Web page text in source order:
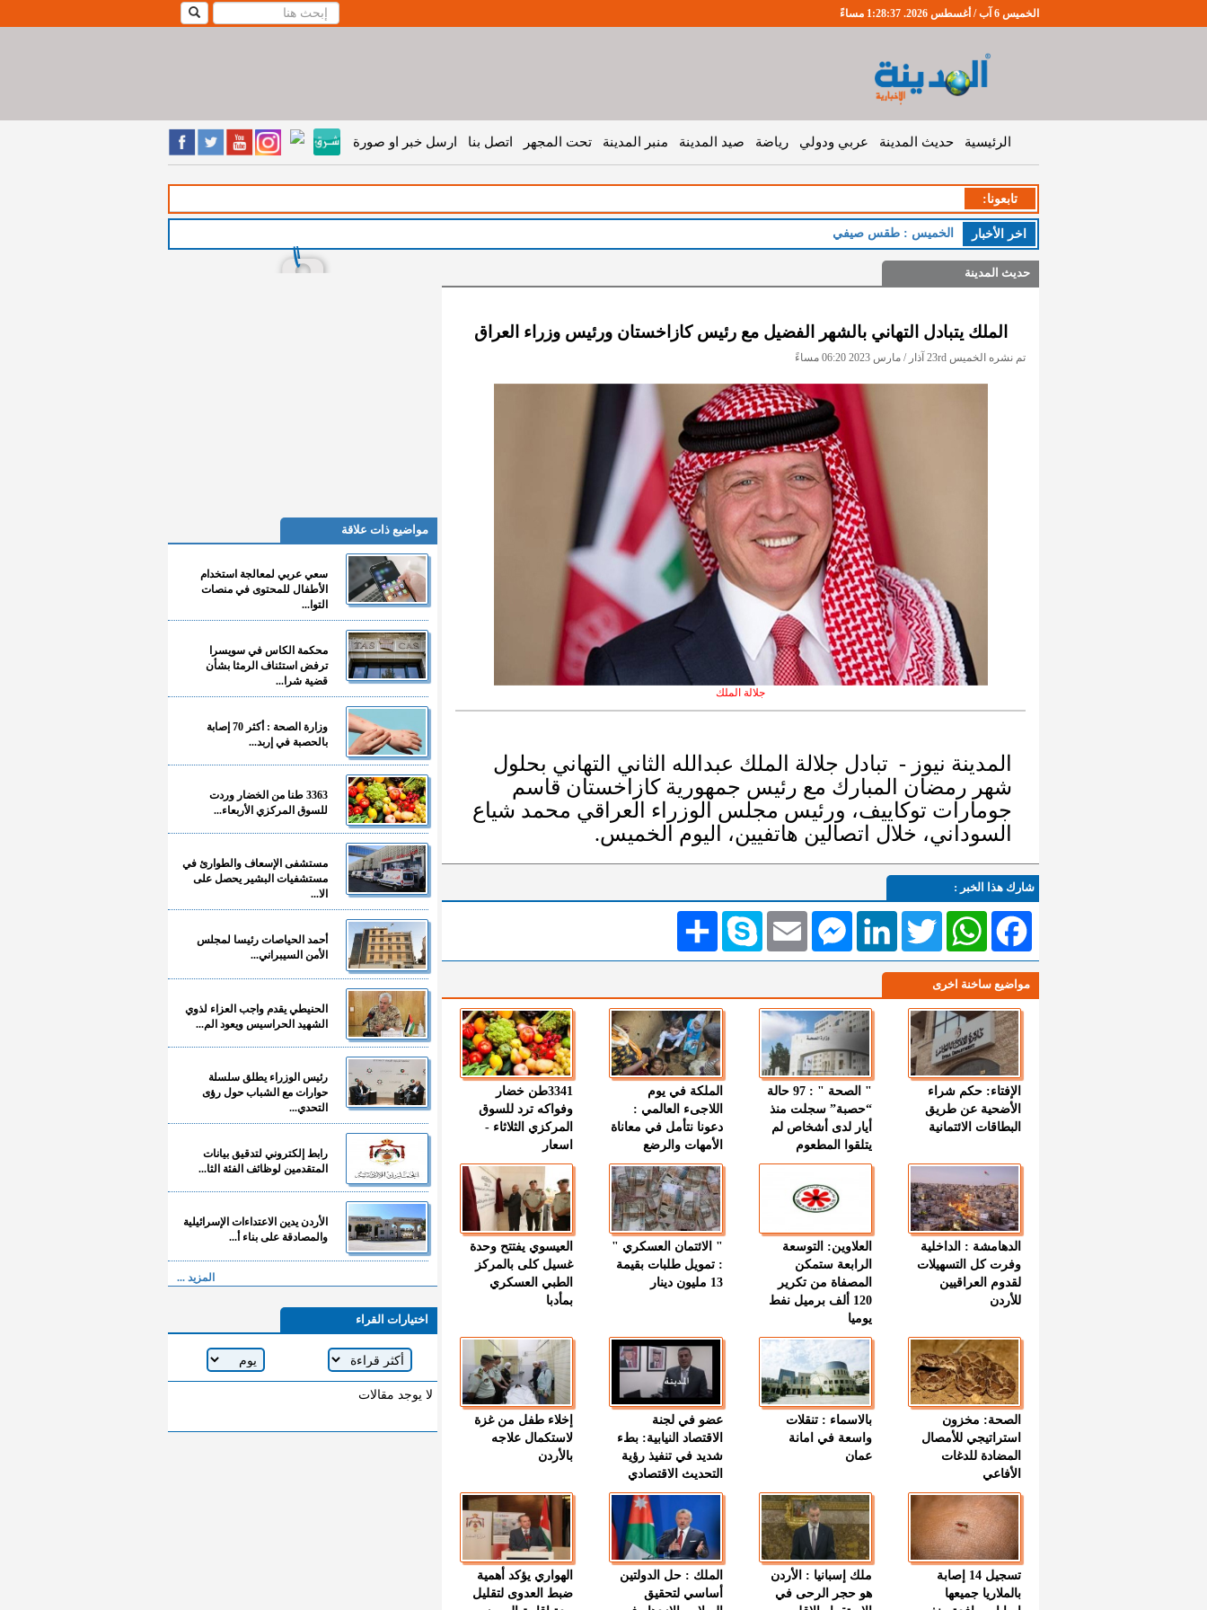
الخميس 6 آب / أغسطس 2026. 1:28:38 مساءً
الرئيسية حديث المدينة عربي ودولي رياضة صيد المدينة منبر المدينة تحت المجهر اتصل بنا ارسل خبر او صورة
تابعونا:
اخر اﻷخبار الخميس : طقس صيفي معتدل
حديث المدينة
الملك يتبادل التهاني بالشهر الفضيل مع رئيس كازاخستان ورئيس وزراء العراق
تم نشره الخميس 23rd آذار / مارس 2023 06:20 مساءً
جلالة الملك
المدينة نيوز - تبادل جلالة الملك عبدالله الثاني التهاني بحلول
شهر رمضان المبارك مع رئيس جمهورية كازاخستان قاسم
جومارات توكاييف، ورئيس مجلس الوزراء العراقي محمد شياع
السوداني، خلال اتصالين هاتفيين، اليوم الخميس.
شارك هذا الخبر :
انشر Skype EmailMessengerLinkedIn TwitterWhatsAppFacebook
مواضيع ساخنة اخرى
الإفتاء: حكم شراء
الأضحية عن طريق
البطاقات الائتمانية
" الصحة " : 97 حالة
“حصبة” سجلت منذ
أيار لدى أشخاص لم
يتلقوا المطعوم
الملكة في يوم
اللاجىء العالمي :
دعونا نتأمل في معاناة
الأمهات والرضع
3341طن خضار
وفواكه ترد للسوق
المركزي الثلاثاء -
اسعار
الدهامشة : الداخلية
وفرت كل التسهيلات
لقدوم العراقيين
للأردن
العلاوين: التوسعة
الرابعة ستمكن
المصفاة من تكرير
120 ألف برميل نفط
يوميا
" الائتمان العسكري "
: تمويل طلبات بقيمة
13 مليون دينار
العيسوي يفتتح وحدة
غسيل كلى بالمركز
الطبي العسكري
بمأدبا
الصحة: مخزون
استراتيجي للأمصال
المضادة للدغات
الأفاعي
بالاسماء : تنقلات
واسعة في امانة
عمان
عضو في لجنة
الاقتصاد النيابية: بطء
شديد في تنفيذ رؤية
التحديث الاقتصادي
إخلاء طفل من غزة
لاستكمال علاجه
بالأردن
تسجيل 14 إصابة
بالملاريا جميعها
ملك إسبانيا : الأردن
هو حجر الرحى في
الملك : حل الدولتين
أساسي لتحقيق
الهواري يؤكد أهمية
ضبط العدوى لتقليل
مواضيع ذات علاقة
سعي عربي لمعالجة استخدام
الأطفال للمحتوى في منصات
التوا...
محكمة الكاس في سويسرا
ترفض استئناف الرمثا بشأن
قضية شرا...
وزارة الصحة : أكثر 70 إصابة
بالحصبة في إربد...
3363 طنا من الخضار وردت
للسوق المركزي الأربعاء...
مستشفى الإسعاف والطوارئ في
مستشفيات البشير يحصل على
الا...
أحمد الحياصات رئيسا لمجلس
الأمن السيبراني...
الحنيطي يقدم واجب العزاء لذوي
الشهيد الحراسيس ويعود الم...
رئيس الوزراء يطلق سلسلة
حوارات مع الشباب حول رؤى
التحدي...
رابط إلكتروني لتدقيق بيانات
المتقدمين لوظائف الفئة الثا...
الأردن يدين الاعتداءات الإسرائيلية
والمصادقة على بناء أ...
المزيد ...
اختيارات القراء
لا يوجد مقالات